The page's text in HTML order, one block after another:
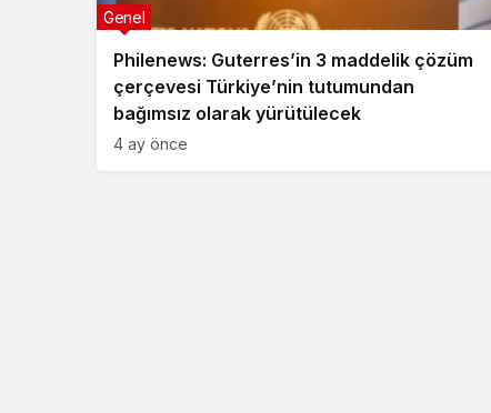
Philenews: Guterres’in 3 maddelik çözüm
çerçevesi Türkiye’nin tutumundan
bağımsız olarak yürütülecek
Genel
4 ay önce